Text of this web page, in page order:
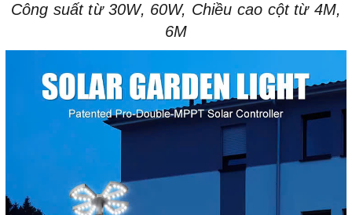
Công suất từ 30W, 60W, Chiều cao cột từ 4M,
6M